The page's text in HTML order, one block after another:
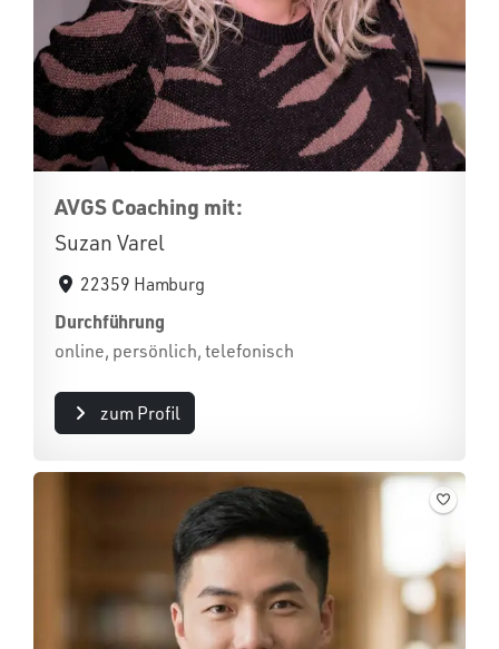
AVGS Coaching mit:
Suzan Varel
22359 Hamburg
Durchführung
online, persönlich, telefonisch
zum Profil